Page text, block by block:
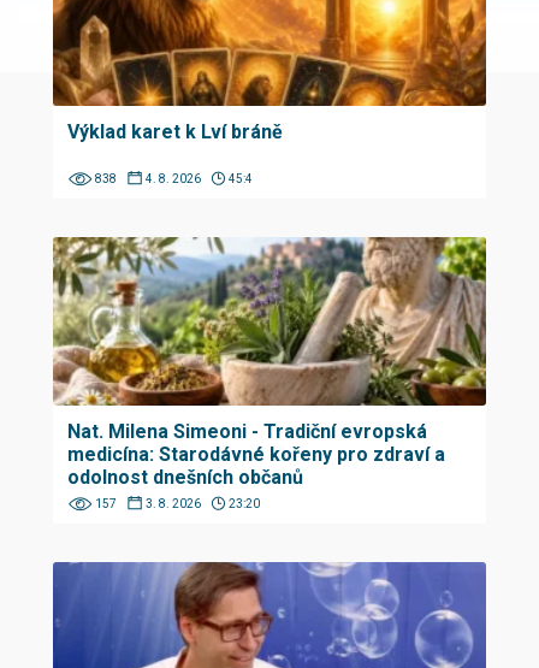
Výklad karet k Lví bráně
838 4. 8. 2026 45:4
Nat. Milena Simeoni - Tradiční evropská
medicína: Starodávné kořeny pro zdraví a
odolnost dnešních občanů
157 3. 8. 2026 23:20